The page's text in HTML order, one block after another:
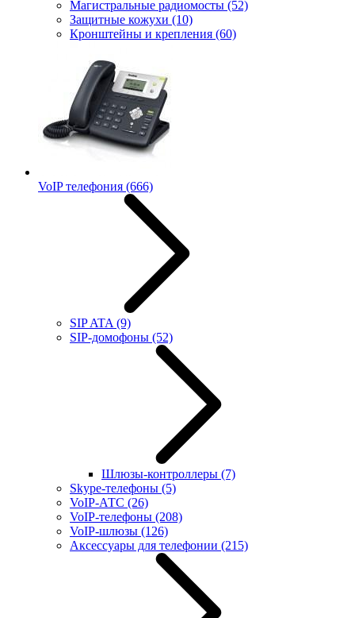
Магистральные радиомосты (52)
Защитные кожухи (10)
Кронштейны и крепления (60)
VoIP телефония (666)
SIP ATA (9)
SIP-домофоны (52)
Шлюзы-контроллеры (7)
Skype-телефоны (5)
VoIP-АТС (26)
VoIP-телефоны (208)
VoIP-шлюзы (126)
Аксессуары для телефонии (215)